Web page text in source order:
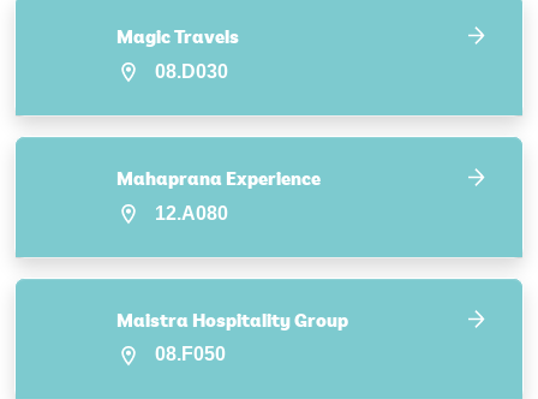
Magic Travels
08.D030
Mahaprana Experience
12.A080
Maistra Hospitality Group
08.F050